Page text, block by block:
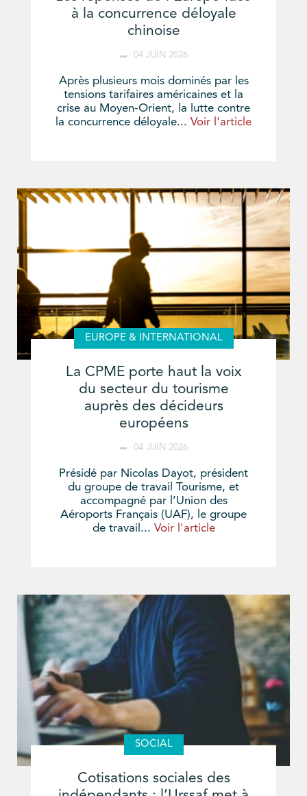
à la concurrence déloyale
chinoise
04 JUIN 2026
Après plusieurs mois dominés par les
tensions tarifaires américaines et la
crise au Moyen-Orient, la lutte contre
la concurrence déloyale... Voir l'article
EUROPE & INTERNATIONAL
La CPME porte haut la voix
du secteur du tourisme
auprès des décideurs
européens
04 JUIN 2026
Présidé par Nicolas Dayot, président
du groupe de travail Tourisme, et
accompagné par l’Union des
Aéroports Français (UAF), le groupe
de travail... Voir l'article
SOCIAL
Cotisations sociales des